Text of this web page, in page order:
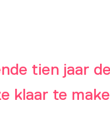
tien jaar
klaar te